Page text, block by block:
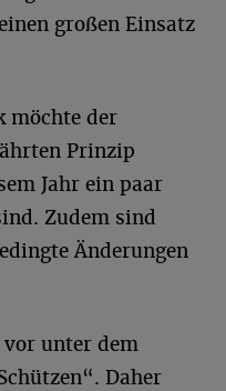
großen Einsatz
möchte der
Prinzip
Jahr ein paar
Zudem sind
Änderungen
unter dem
Daher